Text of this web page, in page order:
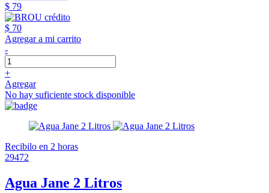
$ 79
$ 70
Agregar a mi carrito
-
+
Agregar
No hay suficiente stock disponible
Recibilo en 2 horas
29472
Agua Jane 2 Litros